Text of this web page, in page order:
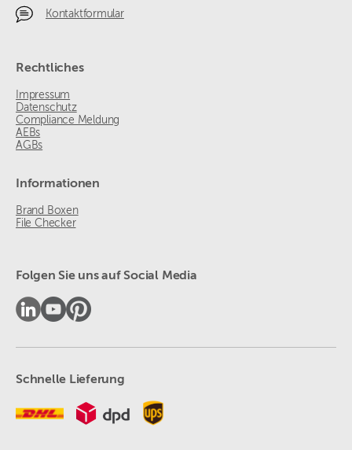
Kontaktformular
Rechtliches
Impressum
Datenschutz
Compliance Meldung
AEBs
AGBs
Informationen
Brand Boxen
File Checker
Folgen Sie uns auf Social Media
Schnelle Lieferung